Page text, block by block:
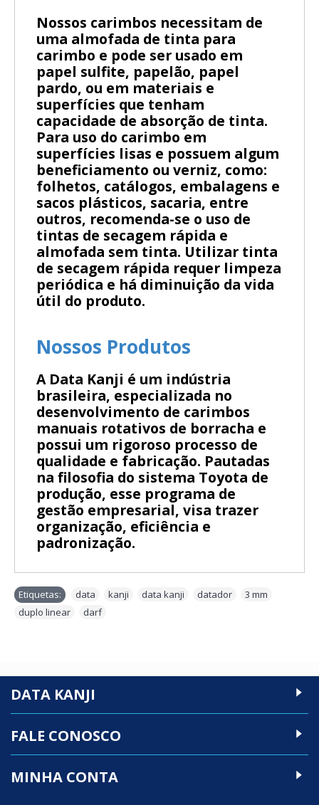
Nossos carimbos necessitam de
uma almofada de tinta para
carimbo e pode ser usado em
papel sulfite, papelão, papel
pardo, ou em materiais e
superfícies que tenham
capacidade de absorção de tinta.
Para uso do carimbo em
superfícies lisas e possuem algum
beneficiamento ou verniz, como:
folhetos, catálogos, embalagens e
sacos plásticos, sacaria, entre
outros, recomenda-se o uso de
tintas de secagem rápida e
almofada sem tinta. Utilizar tinta
de secagem rápida requer limpeza
periódica e há diminuição da vida
útil do produto.
Nossos Produtos
A Data Kanji é um indústria
brasileira, especializada no
desenvolvimento de carimbos
manuais rotativos de borracha e
possui um rigoroso processo de
qualidade e fabricação. Pautadas
na filosofia do sistema Toyota de
produção, esse programa de
gestão empresarial, visa trazer
organização, eficiência e
padronização.
Etiquetas: data kanji data kanji datador 3 mm
duplo linear
darf
DATA KANJI
FALE CONOSCO
MINHA CONTA